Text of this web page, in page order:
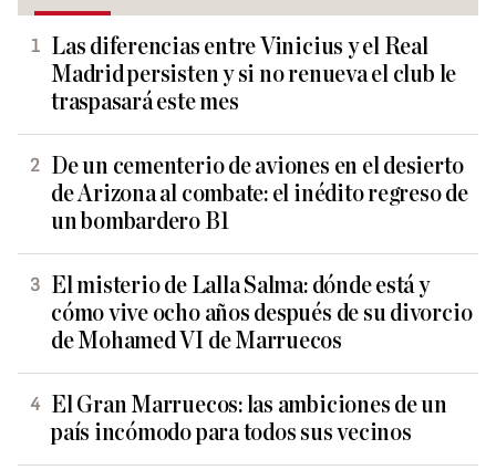
Las diferencias entre Vinicius y el Real
Madrid persisten y si no renueva el club le
traspasará este mes
De un cementerio de aviones en el desierto
de Arizona al combate: el inédito regreso de
un bombardero B1
El misterio de Lalla Salma: dónde está y
cómo vive ocho años después de su divorcio
de Mohamed VI de Marruecos
El Gran Marruecos: las ambiciones de un
país incómodo para todos sus vecinos